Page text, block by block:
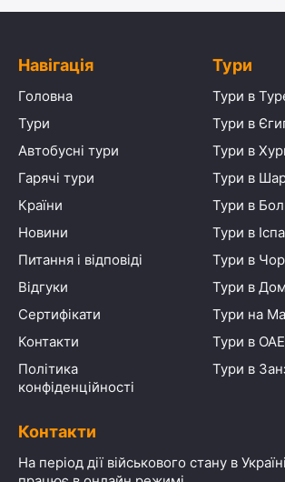
Навігація
Головна
Тури
Автобусні тури
Гарячі тури
Країни
Новини
Питання і відповіді
Відгуки
Сертифікати
Контакти
Політика
конфіденційності
Тури
Тури в
Тури в
Тури в
Тури в
Тури в
Тури в
Тури в
Тури в
Тури на
Тури в ОАЕ
Тури в
Контакти
На період дії військового стану в